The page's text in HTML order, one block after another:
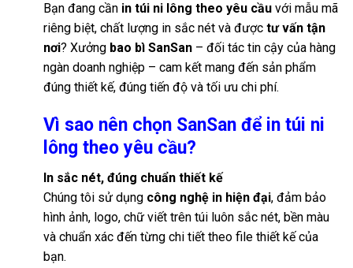
Bạn đang cần in túi ni lông theo yêu cầu với mẫu mã
riêng biệt, chất lượng in sắc nét và được tư vấn tận
nơi? Xưởng bao bì SanSan – đối tác tin cậy của hàng
ngàn doanh nghiệp – cam kết mang đến sản phẩm
đúng thiết kế, đúng tiến độ và tối ưu chi phí.
Vì sao nên chọn SanSan để in túi ni
lông theo yêu cầu?
In sắc nét, đúng chuẩn thiết kế
Chúng tôi sử dụng công nghệ in hiện đại, đảm bảo
hình ảnh, logo, chữ viết trên túi luôn sắc nét, bền màu
và chuẩn xác đến từng chi tiết theo file thiết kế của
bạn.